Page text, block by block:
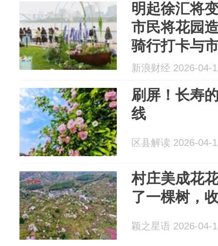
明起徐汇将
市民将花园
骑行打卡与
新浪财经 2026-04-
刷屏！长寿
线
区县解读 2026-04-
村庄美成花
了一棵树，
颖之星语 2026-04-